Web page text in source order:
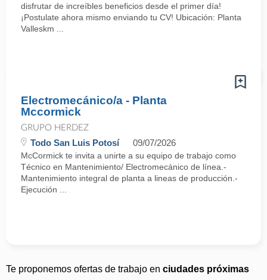
disfrutar de increíbles beneficios desde el primer día!
¡Postulate ahora mismo enviando tu CV! Ubicación: Planta
Valleskm ...
Electromecánico/a - Planta
Mccormick
GRUPO HERDEZ
Todo San Luis Potosí 09/07/2026
McCormick te invita a unirte a su equipo de trabajo como
Técnico en Mantenimiento/ Electromecánico de línea.-
Mantenimiento integral de planta a lineas de producción.-
Ejecución ...
Te proponemos ofertas de trabajo en ciudades próximas